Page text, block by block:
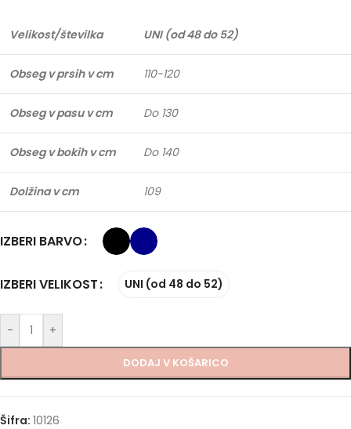
Velikost/številka UNI (od 48 do 52)
Obseg v prsih v cm 110-120
Obseg v pasu v cm Do 130
Obseg v bokih v cm Do 140
Dolžina v cm 109
IZBERI BARVO
IZBERI VELIKOST UNI (od 48 do 52)
- +
DODAJ V KOŠARICO
Šifra: 10126